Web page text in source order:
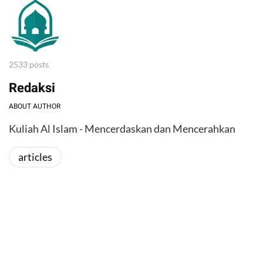
2533 posts
Redaksi
ABOUT AUTHOR
Kuliah Al Islam - Mencerdaskan dan Mencerahkan
articles